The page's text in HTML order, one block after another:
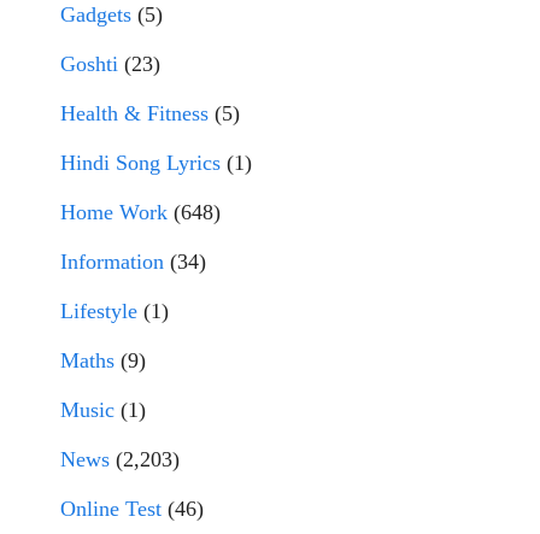
Gadgets (5)
Goshti (23)
Health & Fitness (5)
Hindi Song Lyrics (1)
Home Work (648)
Information (34)
Lifestyle (1)
Maths (9)
Music (1)
News (2,203)
Online Test (46)